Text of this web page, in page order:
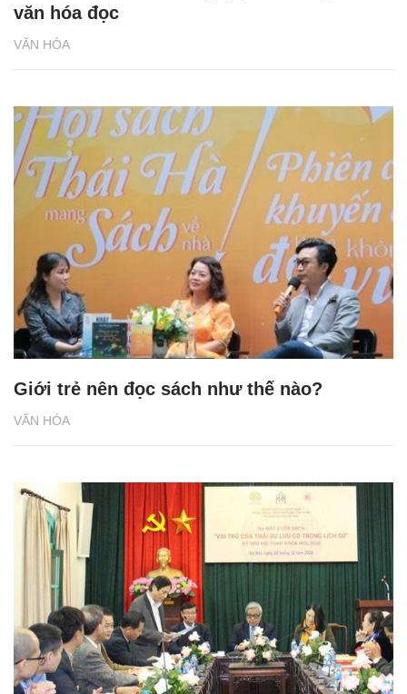
VĂN HÓA
văn hóa đọc
VĂN HÓA
Giới trẻ nên đọc sách như thế nào?